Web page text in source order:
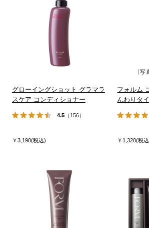
グローイングショット グラマラ
スケア コンディショナー
4.5（156）
￥3,190(税込)
フォルム
んわりタイ
￥1,320(税